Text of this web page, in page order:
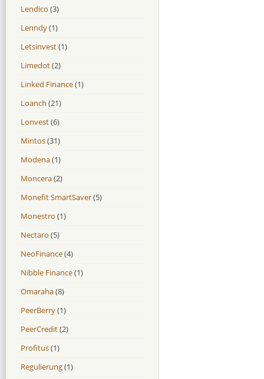
Lendico (3)
Lenndy(1)
Letsinvest(1)
Limedot(2)
Linked Finance(1)
Loanch (21)
Lonvest(6)
Mintos(31)
Modena(1)
Moncera(2)
Monefit SmartSaver(5)
Monestro (1)
Nectaro (5)
NeoFinance(4)
Nibble Finance(1)
Omaraha(8)
PeerBerry(1)
PeerCredit(2)
Profitus(1)
Regulierung(1)